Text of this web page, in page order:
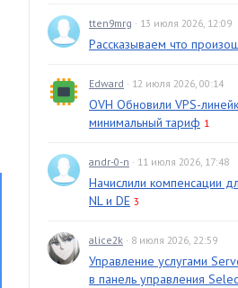
tten9mrg · 13 июля 2026, 12:09
Рассказываем что
Edward · 12 июля 2026, 00:14
OVH Обновили VPS-
минимальный тариф 1
andr-0-n · 11 июля 2026, 17:48
Начислили компенсации
NL и DE 3
alice2k · 8 июля 2026, 22:59
Управление услугами
в панель управления